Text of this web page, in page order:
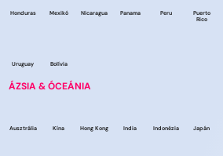
Honduras Mexikó Nicaragua Panama Peru
Puerto
Rico
Uruguay Bolívia
ÁZSIA & ÓCEÁNIA
Ausztrália Kína Hong Kong India Indonézia Japán